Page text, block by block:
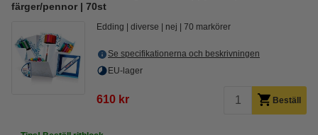
färger/pennor | 70st
Edding diverse nej 70 markörer
Se specifikationerna och beskrivningen
EU-lager
610 kr Beställ